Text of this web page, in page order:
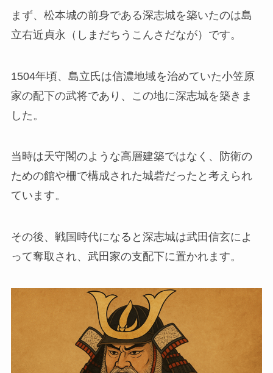
まず、松本城の前身である深志城を築いたのは島
立右近貞永（しまだちうこんさだなが）です。
1504年頃、島立氏は信濃地域を治めていた小笠原
家の配下の武将であり、この地に深志城を築きま
した。
当時は天守閣のような高層建築ではなく、防衛の
ための館や柵で構成された城砦だったと考えられ
ています。
その後、戦国時代になると深志城は武田信玄によ
って奪取され、武田家の支配下に置かれます。